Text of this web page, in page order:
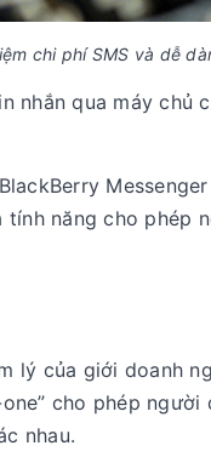
chi phí SMS và dễ
nhắn qua máy chủ
năng cho phép
lý của giới doanh
cho phép
nhau.